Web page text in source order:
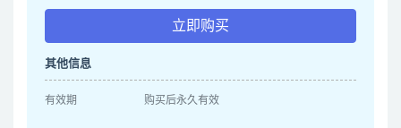
立即购买
其他信息
有效期 购买后永久有效